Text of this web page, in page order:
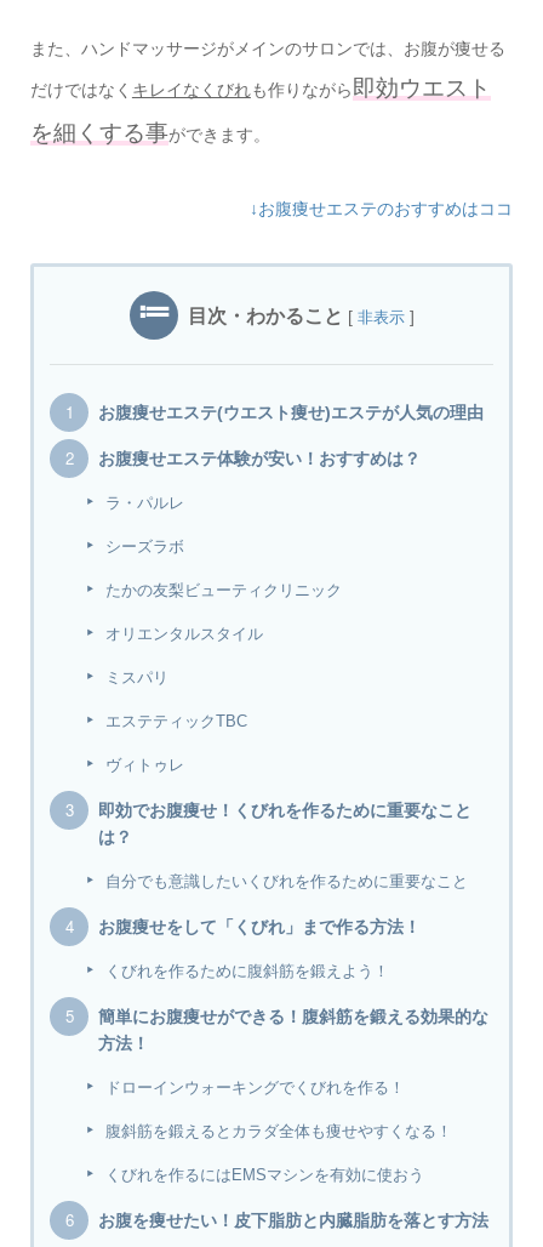
また、ハンドマッサージがメインのサロンでは、お腹が痩せる
だけではなく キレイなくびれも作りながら 即効ウエスト
を細くする事ができます。
↓お腹痩せエステのおすすめはココ
目次・わかること [ 非表示 ]
お腹痩せエステ(ウエスト痩せ)エステが人気の理由
お腹痩せエステ体験が安い！おすすめは？
ラ・パルレ
シーズラボ
たかの友梨ビューティクリニック
オリエンタルスタイル
ミスパリ
エステティックTBC
ヴィトゥレ
即効でお腹痩せ！くびれを作るために重要なこと
は？
自分でも意識したいくびれを作るために重要なこと
お腹痩せをして「くびれ」まで作る方法！
くびれを作るために腹斜筋を鍛えよう！
簡単にお腹痩せができる！腹斜筋を鍛える効果的な
方法！
ドローインウォーキングでくびれを作る！
腹斜筋を鍛えるとカラダ全体も痩せやすくなる！
くびれを作るにはEMSマシンを有効に使おう
お腹を痩せたい！皮下脂肪と内臓脂肪を落とす方法